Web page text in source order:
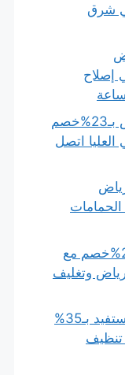
شرق
إصلاح
شركة تنظيف العليا الرياض بـ23%خصم
اتصل
الحمامات
نقل عفشك لأي مكان بـ23%خصم مع
وتغليف
واجهتك محتاجة تنظيف؟ استفيد بـ35%